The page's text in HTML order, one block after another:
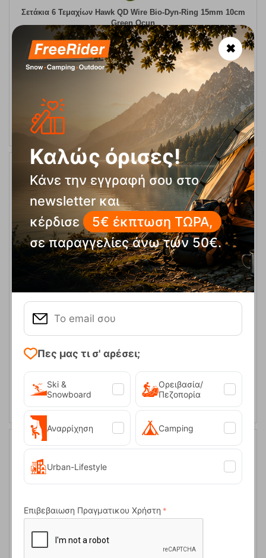
Σετάκια 6 Τεμαχίων Hawk QD Wire Bio-Dyn-Ring 15mm 10cm
Green Ocun
Κωδικός: FRE-17717
Άμεσαδιαθέσιμο
109,95 €
77,00 €
ΑΓΟΡΑ
30%
Σετάκια 6 Τεμαχίων Hawk QD Wire Bio-Dyn-Ring 15mm 10cm
Red Ocun
Κωδικός:
FRE-17718
Άμεσαδιαθέσιμο
ΑΓΟΡΑ
✖
Καλώς όρισες!
Κάνε την εγγραφή σου στο
newsletter και
κέρδισε
5€ έκπτωση ΤΩΡΑ,
σε παραγγελίες άνω των 50€.
Πες μας τι σ' αρέσει;
Ski &
Snowboard
Ορειβασία/
Πεζοπορία
Αναρρίχηση Camping
Urban-Lifestyle
Επιβεβαιωση Πραγματικου Χρήστη